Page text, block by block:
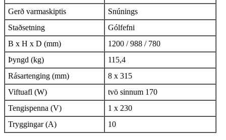
Gerð varmaskiptis
Snúnings
Staðsetning
Gólfefni
B x H x D (mm)
1200 / 988 / 780
Þyngd (kg)
115,4
Rásartenging (mm)
8 x 315
Viftuafl (W)
tvö sinnum 170
Tengispenna (V)
1 x 230
Tryggingar (A)
10